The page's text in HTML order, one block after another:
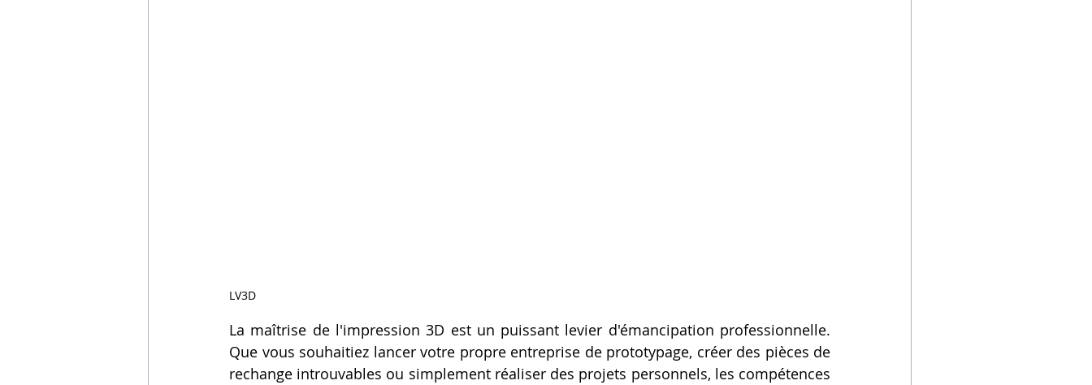
LV3D
La maîtrise de l'impression 3D est un puissant levier d'émancipation professionnelle.
Que vous souhaitiez lancer votre propre entreprise de prototypage, créer des pièces de
rechange introuvables ou simplement réaliser des projets personnels, les compétences